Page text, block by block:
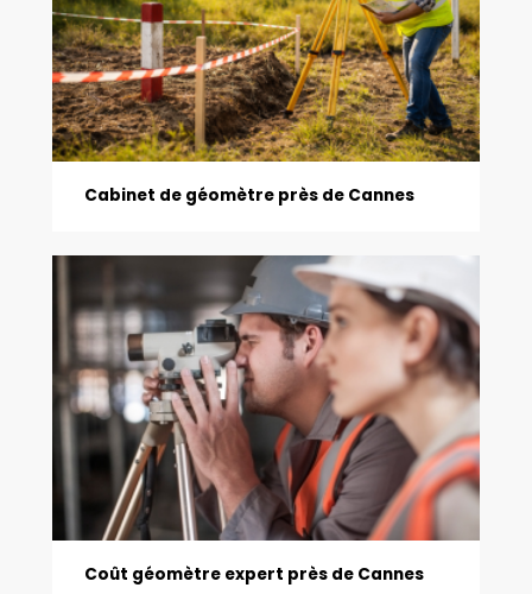
Cabinet de géomètre près de Cannes
Coût géomètre expert près de Cannes